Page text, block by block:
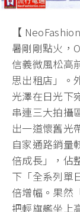
【
暑剛剛點火，
信義微風松高
思出租店」。
光澤在日光下
串連三大拍攝
出一道懷舊光
自家通路銷量
倍成長」，佔
下「全系列單
倍增幅。果然
把輕旗艦坐上